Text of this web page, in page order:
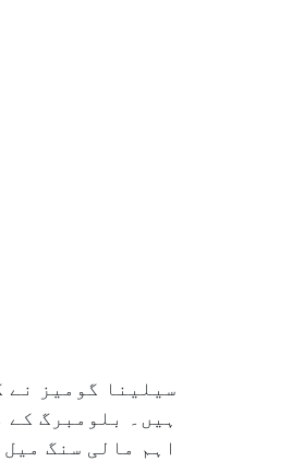
سیلینا گومیز نے
اہم مالی سنگ